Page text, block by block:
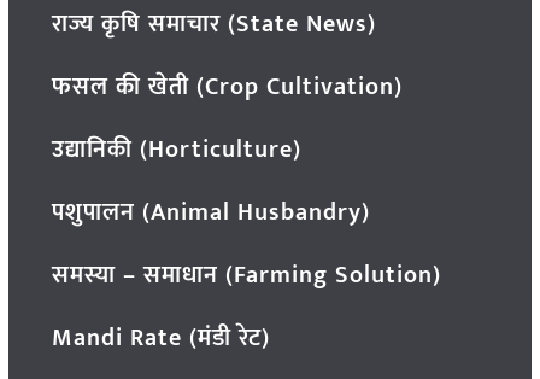
राज्य कृषि समाचार (State News)
फसल की खेती (Crop Cultivation)
उद्यानिकी (Horticulture)
पशुपालन (Animal Husbandry)
समस्या – समाधान (Farming Solution)
Mandi Rate (मंडी रेट)